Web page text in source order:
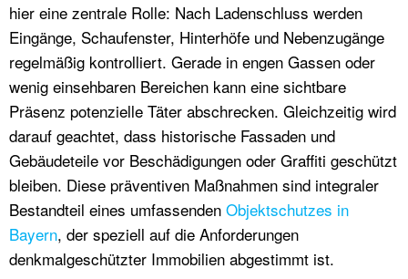
hier eine zentrale Rolle: Nach Ladenschluss werden
Eingänge, Schaufenster, Hinterhöfe und Nebenzugänge
regelmäßig kontrolliert. Gerade in engen Gassen oder
wenig einsehbaren Bereichen kann eine sichtbare
Präsenz potenzielle Täter abschrecken. Gleichzeitig wird
darauf geachtet, dass historische Fassaden und
Gebäudeteile vor Beschädigungen oder Graffiti geschützt
bleiben. Diese präventiven Maßnahmen sind integraler
Bestandteil eines umfassenden Objektschutzes in
Bayern, der speziell auf die Anforderungen
denkmalgeschützter Immobilien abgestimmt ist.